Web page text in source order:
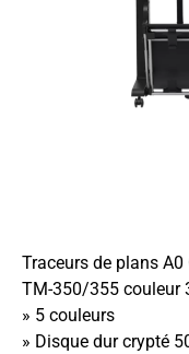
Traceurs de plans A0
TM-350/355 couleur
» 5 couleurs
» Disque dur crypté